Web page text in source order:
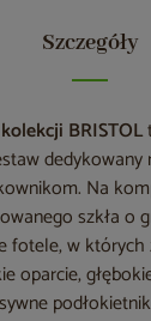
Szczegóły
BRISTOL
dedykowany
Na
szkła o
fotele, w
oparcie,